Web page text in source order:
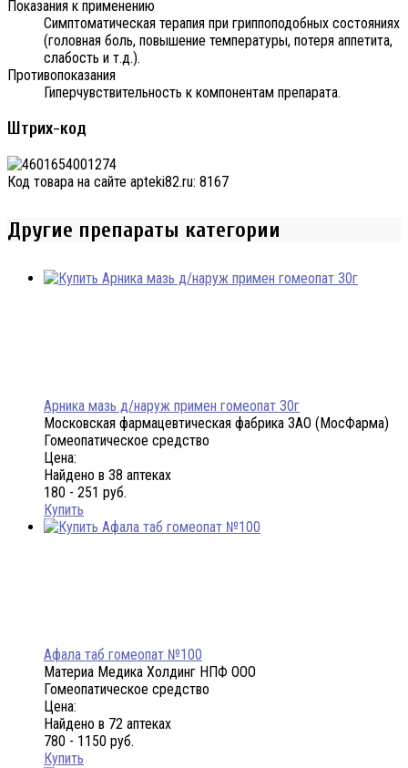
Показания к применению
Симптоматическая терапия при гриппоподобных состояниях
(головная боль, повышение температуры, потеря аппетита,
слабость и т.д.).
Противопоказания
Гиперчувствительность к компонентам препарата.
Штрих-код
Код товара на сайте apteki82.ru: 8167
Другие препараты категории
Арника мазь д/наруж примен гомеопат 30г
Московская фармацевтическая фабрика ЗАО (МосФарма)
Гомеопатическое средство
Цена:
Найдено в 38 аптеках
180 - 251 руб.
Купить
Афала таб гомеопат №100
Материа Медика Холдинг НПФ ООО
Гомеопатическое средство
Цена:
Найдено в 72 аптеках
780 - 1150 руб.
Купить